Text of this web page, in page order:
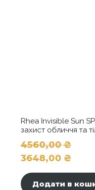
Rhea Invisible Sun
захист обличчя та
4560,00₴
Оригінальна
4560,00 ₴.
3648,00 ₴
ціна:Додати в